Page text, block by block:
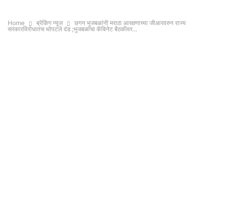
Home ब्रेकिंग न्यूज
छगन भुजबळांनी मराठा आरक्षणाच्या जीआरवरुन राज्य
सरकारविरोधातच थोपटले दंड ;भुजबळांचा कॅबिनेट बैठकीवर...